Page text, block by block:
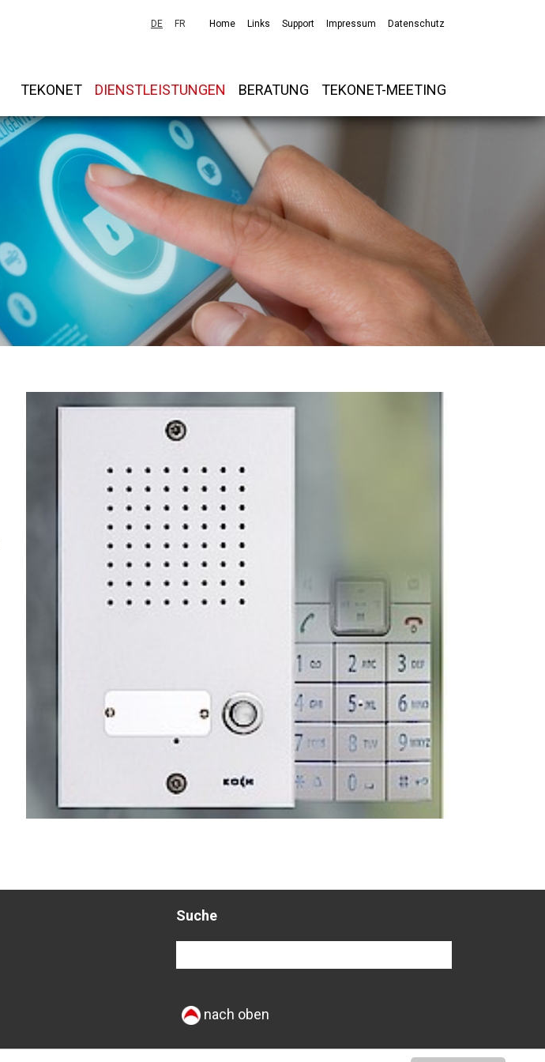
Home Links Support Impressum Datenschutz
DE FR
TEKONET DIENSTLEISTUNGEN BERATUNG TEKONET-MEETING
Suche
nach oben